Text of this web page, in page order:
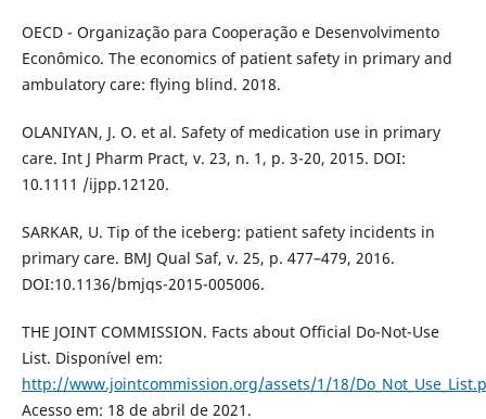
OECD - Organização para Cooperação e Desenvolvimento
Econômico. The economics of patient safety in primary and
ambulatory care: flying blind. 2018.
OLANIYAN, J. O. et al. Safety of medication use in primary
care. Int J Pharm Pract, v. 23, n. 1, p. 3-20, 2015. DOI:
10.1111 /ijpp.12120.
SARKAR, U. Tip of the iceberg: patient safety incidents in
primary care. BMJ Qual Saf, v. 25, p. 477–479, 2016.
DOI:10.1136/bmjqs-2015-005006.
THE JOINT COMMISSION. Facts about Official Do-Not-Use
List. Disponível em:
http://www.jointcommission.org/assets/1/18/
Acesso em: 18 de abril de 2021.